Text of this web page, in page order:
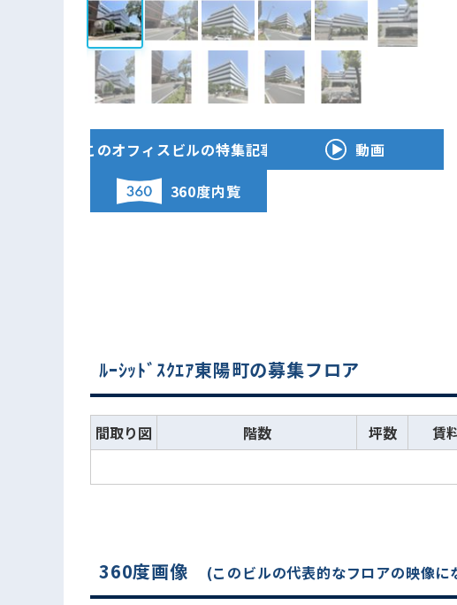
このオフィスビルの特集記事
動画
360度内覧
ﾙｰｼｯﾄﾞｽｸｴｱ東陽町の募集フロア
間取り図 階数 坪数 賃
360度画像 (このビルの代表的なフロアの映像に